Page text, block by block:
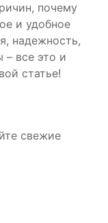
почему
и удобное
надежность,
– все это и
статье!
свежие